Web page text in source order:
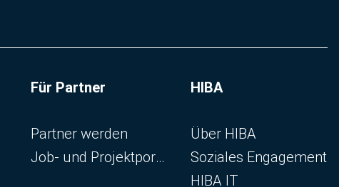
Für Partner
Navigation überspringen
Partner werden
Job- und Projektportal
HIBA
Navigation überspringen
Über HIBA
Soziales Engagement
HIBA IT